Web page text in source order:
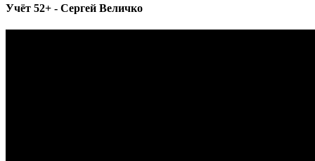
Учёт 52+ - Сергей Величко